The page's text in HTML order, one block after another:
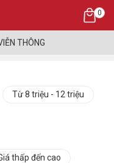
0
THÔNG
Từ 8 triệu - 12 triệu
thấp đến cao